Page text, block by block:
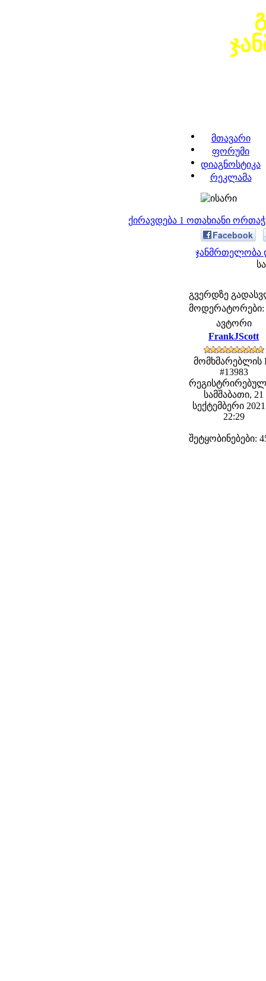
მთავარი
ფორუმი
დიაგნოსტიკა
რეკლამა
ქირავდება 1 ოთახიანი
Facebook
ჯანმრთელობა
გვერდზე
მოდერატორები:
ავტორი
FrankJScott
მომხმარებლის
#13983
სამშაბათი, 21
სექტემბერი
22:29
შეტყობინებები: